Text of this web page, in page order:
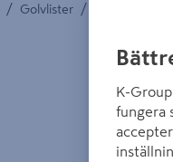
/ Golvlister /
K-
fungera